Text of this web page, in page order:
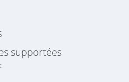
supportées
: